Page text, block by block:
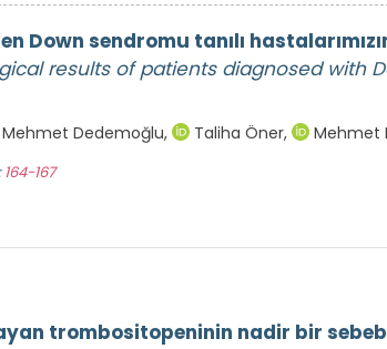
Down sendromu tanılı
results of patients diagnosed with
Mehmet Dedemoğlu, Taliha Öner, Mehmet
164-167
trombositopeninin nadir bir